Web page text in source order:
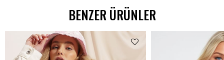
BENZER ÜRÜNLER